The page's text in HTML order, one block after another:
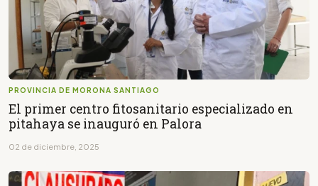
PROVINCIA DE MORONA SANTIAGO
El primer centro fitosanitario especializado en
pitahaya se inauguró en Palora
02 de diciembre, 2025